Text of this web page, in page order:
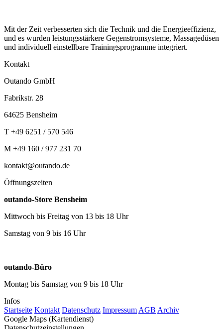
Mit der Zeit verbesserten sich die Technik und die Energieeffizienz,
und es wurden leistungsstärkere Gegenstromsysteme, Massagedüsen
und individuell einstellbare Trainingsprogramme integriert.
Kontakt
Outando GmbH
Fabrikstr. 28
64625 Bensheim
T +49 6251 / 570 546
M +49 160 / 977 231 70
kontakt@outando.de
Öffnungszeiten
outando-Store Bensheim
Mittwoch bis Freitag von 13 bis 18 Uhr
Samstag von 9 bis 16 Uhr
outando-Büro
Montag bis Samstag von 9 bis 18 Uhr
Infos
Startseite Kontakt Datenschutz Impressum AGB Archiv
Google Maps (Kartendienst)